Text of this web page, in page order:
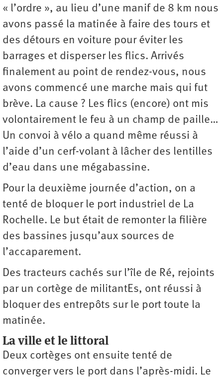
« l’ordre », au lieu d’une manif de 8 km nous
avons passé la matinée à faire des tours et
des détours en voiture pour éviter les
barrages et disperser les flics. Arrivés
finalement au point de rendez-vous, nous
avons commencé une marche mais qui fut
brève. La cause ? Les flics (encore) ont mis
volontairement le feu à un champ de paille…
Un convoi à vélo a quand même réussi à
l’aide d’un cerf-volant à lâcher des lentilles
d’eau dans une mégabassine.
Pour la deuxième journée d’action, on a
tenté de bloquer le port industriel de La
Rochelle. Le but était de remonter la filière
des bassines jusqu’aux sources de
l’accaparement.
Des tracteurs cachés sur l’île de Ré, rejoints
par un cortège de militantEs, ont réussi à
bloquer des entrepôts sur le port toute la
matinée.
La ville et le littoral
Deux cortèges ont ensuite tenté de
converger vers le port dans l’après-midi. Le